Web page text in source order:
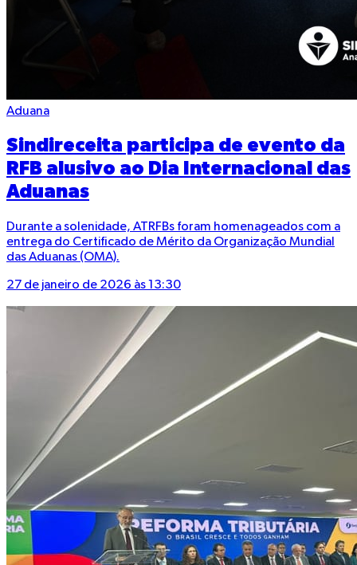
Aduana
Sindireceita participa de evento da
RFB alusivo ao Dia Internacional das
Aduanas
Durante a solenidade, ATRFBs foram homenageados com a
entrega do Certificado de Mérito da Organização Mundial
das Aduanas (OMA).
27 de janeiro de 2026 às 13:30